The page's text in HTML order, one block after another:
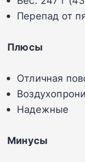
Перепад от
Плюсы
Отличная
Надежные
Минусы